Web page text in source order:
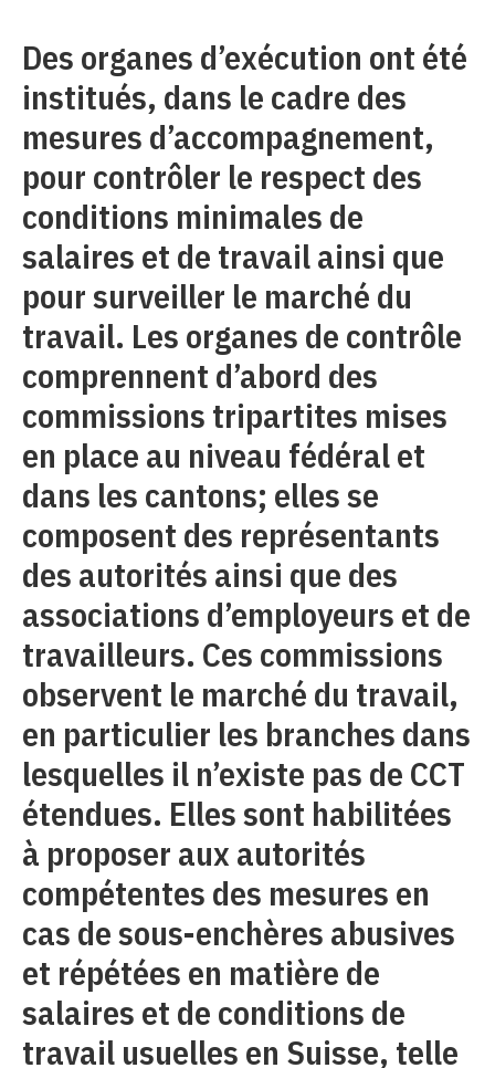
Des organes d’exécution ont été
institués, dans le cadre des
mesures d’accompagnement,
pour contrôler le respect des
conditions minimales de
salaires et de travail ainsi que
pour surveiller le marché du
travail. Les organes de contrôle
comprennent d’abord des
commissions tripartites mises
en place au niveau fédéral et
dans les cantons; elles se
composent des représentants
des autorités ainsi que des
associations d’employeurs et de
travailleurs. Ces commissions
observent le marché du travail,
en particulier les branches dans
lesquelles il n’existe pas de CCT
étendues. Elles sont habilitées
à proposer aux autorités
compétentes des mesures en
cas de sous-enchères abusives
et répétées en matière de
salaires et de conditions de
travail usuelles en Suisse, telle